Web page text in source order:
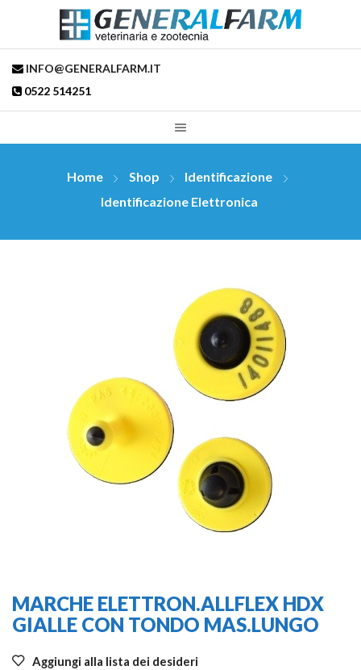
INFO@GENERALFARM.IT
0522 514251
Home Shop
Identificazione
Identificazione Elettronica
MARCHE ELETTRON.ALLFLEX HDX
GIALLE CON TONDO MAS.LUNGO
Aggiungi alla lista dei desideri